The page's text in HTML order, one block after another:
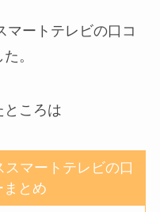
マートテレビの口コ
。
ところは
マートテレビの口
まとめ